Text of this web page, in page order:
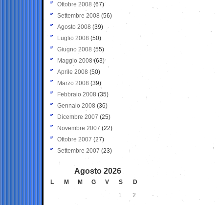
Ottobre 2008 (67)
Settembre 2008 (56)
Agosto 2008 (39)
Luglio 2008 (50)
Giugno 2008 (55)
Maggio 2008(63)
Aprile 2008 (50)
Marzo 2008 (39)
Febbraio 2008 (35)
Gennaio 2008 (36)
Dicembre 2007 (25)
Novembre 2007 (22)
Ottobre 2007 (27)
Settembre 2007 (23)
Agosto 2026
L M M G V S
D
1
2